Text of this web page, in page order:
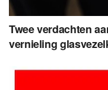
Twee verdachten
vernieling